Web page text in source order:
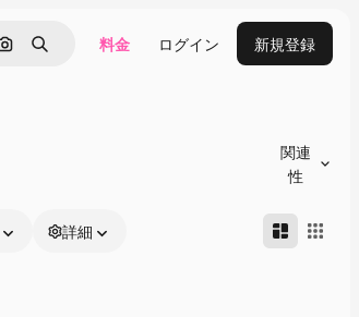
画像で検索
検索 料金 ログイン 新規登録
関連
性
詳細